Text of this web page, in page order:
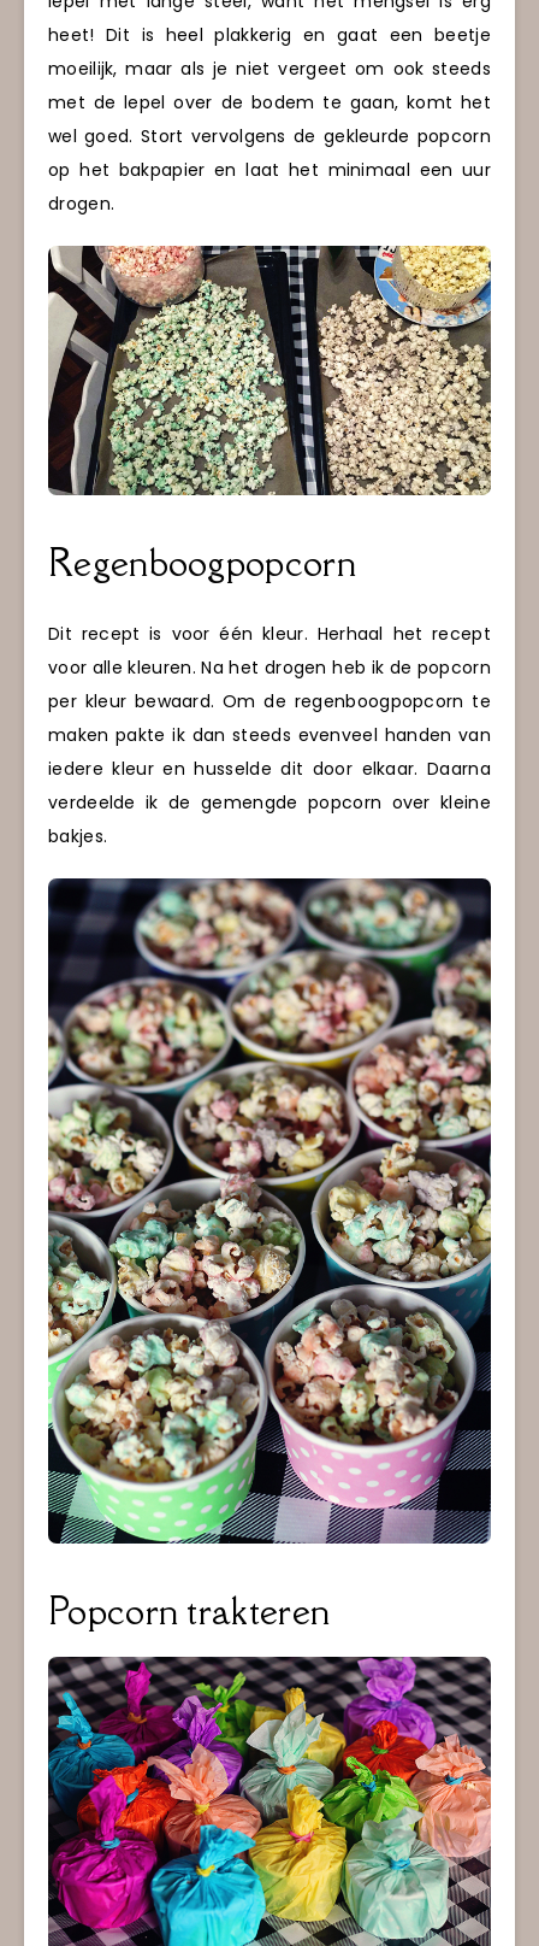
heet! Dit is heel plakkerig en gaat een beetje
moeilijk, maar als je niet vergeet om ook steeds
met de lepel over de bodem te gaan, komt het
wel goed. Stort vervolgens de gekleurde popcorn
op het bakpapier en laat het minimaal een uur
drogen.
Regenboogpopcorn
Dit recept is voor één kleur. Herhaal het recept
voor alle kleuren. Na het drogen heb ik de popcorn
per kleur bewaard. Om de regenboogpopcorn te
maken pakte ik dan steeds evenveel handen van
iedere kleur en husselde dit door elkaar. Daarna
verdeelde ik de gemengde popcorn over kleine
bakjes.
Popcorn trakteren